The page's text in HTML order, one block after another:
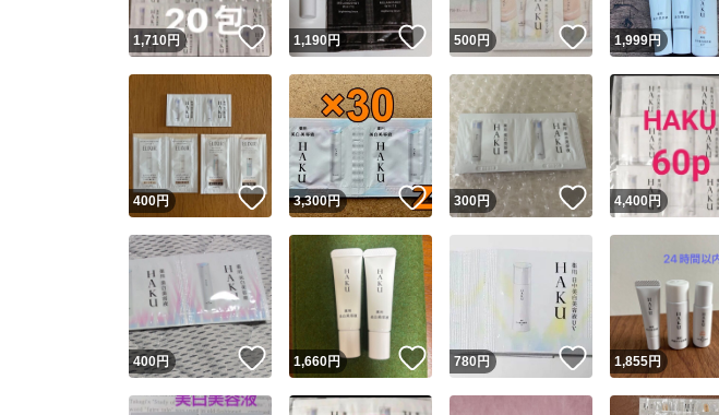
1,710円 いいね！
1,190円 いいね！
500円 いいね！
1,999円
400円 いいね！
3,300円 いいね！
300円 いいね！
4,400円
400円 いいね！
1,660円 いいね！
780 円 いいね！
1,855円